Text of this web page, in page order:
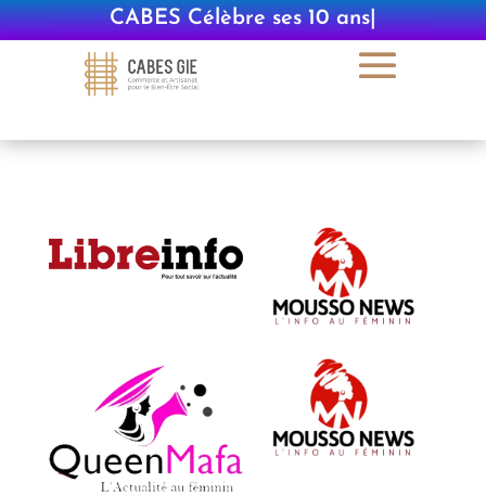
CABES Célèbre ses 10 ans|